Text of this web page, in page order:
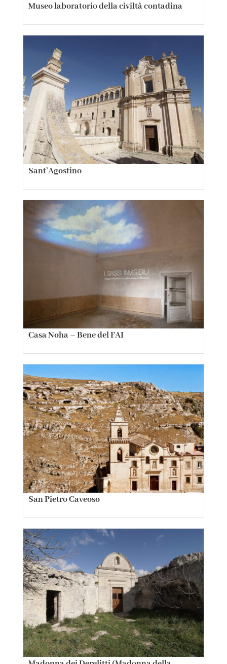
Museo laboratorio della civiltà contadina
Sant’Agostino
Casa Noha – Bene del FAI
San Pietro Caveoso